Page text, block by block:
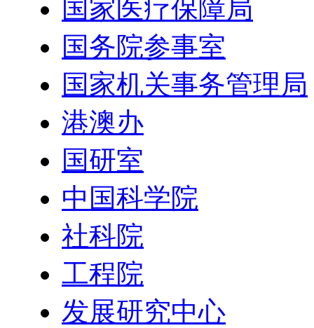
国家医疗保障局
国务院参事室
国家机关事务管理局
港澳办
国研室
中国科学院
社科院
工程院
发展研究中心